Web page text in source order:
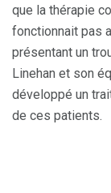
que la thérapie
fonctionnait pas
présentant un
Linehan et son
développé un
de ces patients.